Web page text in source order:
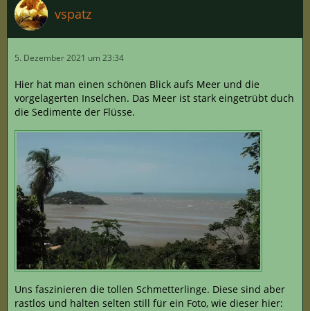
vspatz
5. Dezember 2021 um 23:34
Hier hat man einen schönen Blick aufs Meer und die
vorgelagerten Inselchen. Das Meer ist stark eingetrübt duch
die Sedimente der Flüsse.
Uns faszinieren die tollen Schmetterlinge. Diese sind aber
rastlos und halten selten still für ein Foto, wie dieser hier: